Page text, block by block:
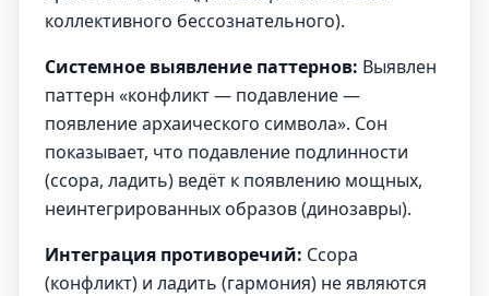
коллективного бессознательного).
Системное выявление паттернов: Выявлен
паттерн «конфликт — подавление —
появление архаического символа». Сон
показывает, что подавление подлинности
(ссора, ладить) ведёт к появлению мощных,
неинтегрированных образов (динозавры).
Интеграция противоречий: Ссора
(конфликт) и ладить (гармония) не являются